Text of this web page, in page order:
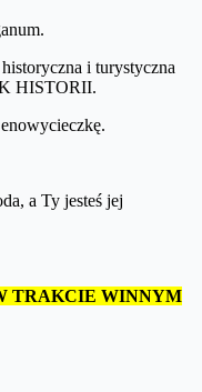
i turystyczna
HISTORII.
a Ty jesteś jej
TRAKCIE WINNYM